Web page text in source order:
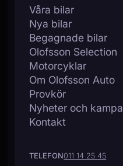
Våra bilar
Nya bilar
Begagnade bilar
Olofsson Selection
Motorcyklar
Om Olofsson Auto
Provkör
Nyheter och
Kontakt
TELEFON011 14 25 45